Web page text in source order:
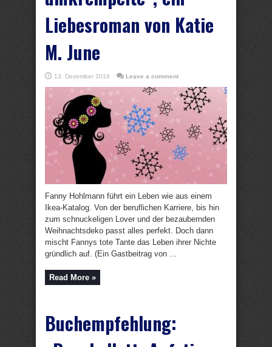
Liebesroman von Katie
M. June
13. Dezember 2016 Leave a comment
Fanny Hohlmann führt ein Leben wie aus einem
Ikea-Katalog. Von der beruflichen Karriere, bis hin
zum schnuckeligen Lover und der bezaubernden
Weihnachtsdeko passt alles perfekt. Doch dann
mischt Fannys tote Tante das Leben ihrer Nichte
gründlich auf. (Ein Gastbeitrag von ...
Read More »
Buchempfehlung: